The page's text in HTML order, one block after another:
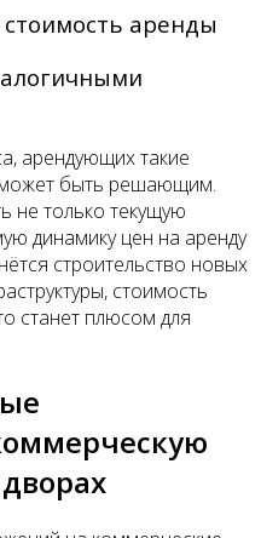
аренды
арендующих такие
быть решающим.
не только текущую
динамику цен на аренду
строительство новых
стоимость
станет плюсом для